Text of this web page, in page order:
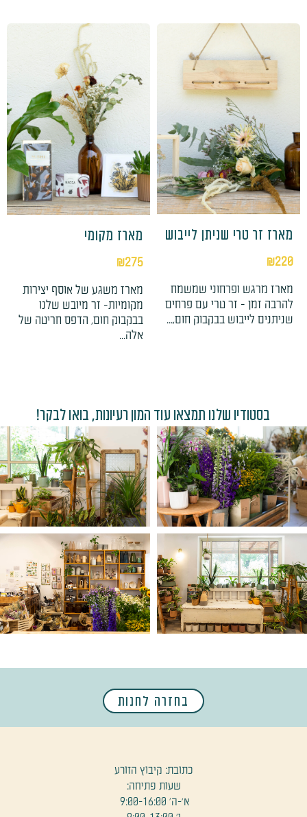
מארז זר טרי שניתן לייבוש
₪220
מארז מרגש ופרחוני שמשמח
להרבה זמן - זר טרי עם פרחים
שניתנים לייבוש בבקבוק חום,...
מארז מקומי
₪275
מארז משגע של אוסף יצירות
מקומיות- זר מיובש שלנו
בבקבוק חום, הדפס חריטה של
אלה...
בסטודיו שלנו תמצאו עוד המון רעיונות, בואו לבקר!
בחזרה לחנות
כתובת: קיבוץ הזורע
שעות פתיחה:
א׳-ה' 9:00-16:00